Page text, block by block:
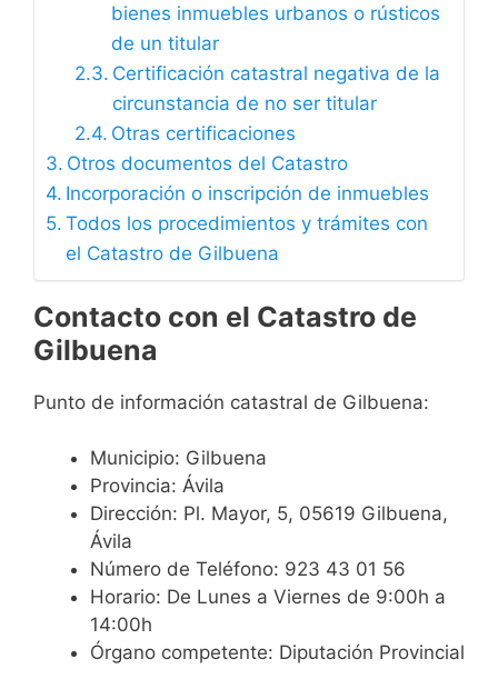
bienes inmuebles urbanos o rústicos
de un titular
Certificación catastral negativa de la
circunstancia de no ser titular
Otras certificaciones
Otros documentos del Catastro
Incorporación o inscripción de inmuebles
Todos los procedimientos y trámites con
el Catastro de Gilbuena
Contacto con el Catastro de
Gilbuena
Punto de información catastral de Gilbuena:
Municipio: Gilbuena
Provincia: Ávila
Dirección: Pl. Mayor, 5, 05619 Gilbuena,
Ávila
Número de Teléfono: 923 43 01 56
Horario: De Lunes a Viernes de 9:00h a
14:00h
Órgano competente: Diputación Provincial